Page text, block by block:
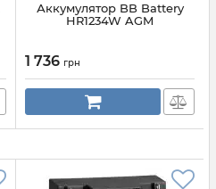
Аккумулятор BB Battery
HR1234W AGM
1 736 грн